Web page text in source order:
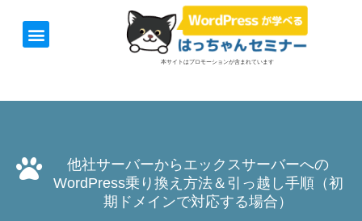
本サイトはプロモーションが含まれています
他社サーバーからエックスサーバーへの
WordPress乗り換え方法＆引っ越し手順（初
期ドメインで対応する場合）